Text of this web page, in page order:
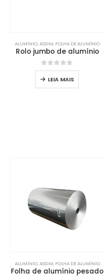
ALUMÍNIO, ASSIM, FOLHA DE ALUMÍNIO
Rolo jumbo de alumínio
0fora de 5
LEIA MAIS
ALUMÍNIO, ASSIM, FOLHA DE ALUMÍNIO
Folha de alumínio pesado